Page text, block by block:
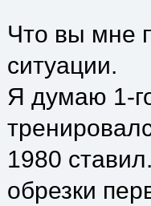
Что вы мне
ситуации.
Я думаю 1-
1980
обрезки